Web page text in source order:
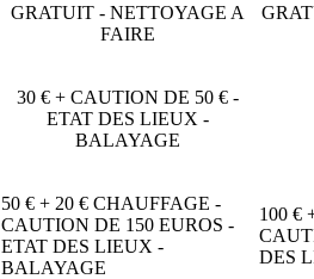
GRATUIT - NETTOYAGE A
FAIRE
30 € + CAUTION DE 50 € -
ETAT DES LIEUX -
BALAYAGE
50 € + 20 € CHAUFFAGE -
CAUTION DE 150 EUROS -
ETAT DES LIEUX -
BALAYAGE
100 €
DES